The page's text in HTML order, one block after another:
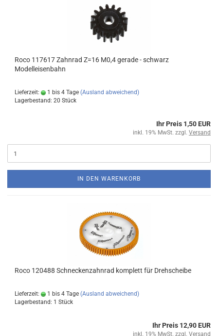
Roco 117617 Zahnrad Z=16 M0,4 gerade - schwarz
Modelleisenbahn
Lieferzeit: 1 bis 4 Tage (Ausland abweichend)
Lagerbestand: 20 Stück
Ihr Preis 1,50 EUR
inkl. 19% MwSt. zzgl. Versand
IN DEN WARENKORB
Roco 120488 Schneckenzahnrad komplett für Drehscheibe
Lieferzeit: 1 bis 4 Tage (Ausland abweichend)
Lagerbestand: 1 Stück
Ihr Preis 12,90 EUR
inkl. 19% MwSt. zzgl. Versand